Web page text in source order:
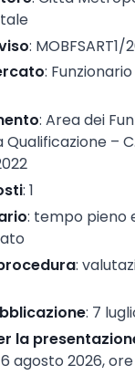
: MOBFSART1/
:
: Area dei
–
: 1
: tempo pieno
:
: 7
la
agosto 2026,